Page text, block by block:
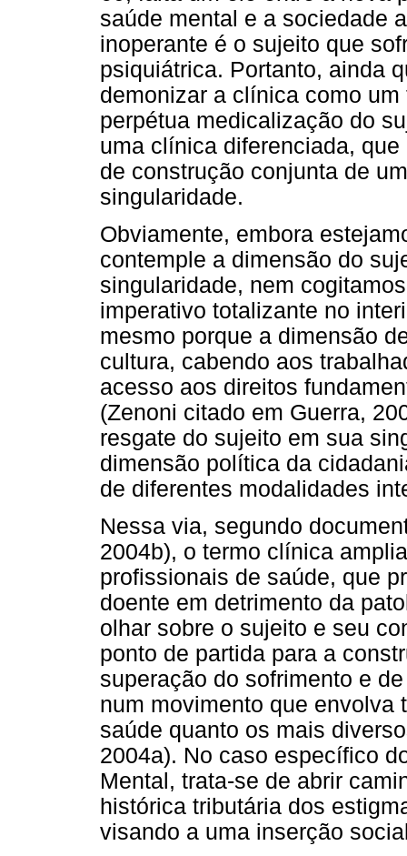
saúde mental e a sociedade
inoperante é o sujeito que
psiquiátrica. Portanto, ainda
demonizar a clínica como
perpétua medicalização do
uma clínica diferenciada,
de construção conjunta de
singularidade.
Obviamente, embora
contemple a dimensão do
singularidade, nem
imperativo totalizante no
mesmo porque a dimensão
cultura, cabendo aos
acesso aos direitos
(Zenoni citado em Guerra,
resgate do sujeito em sua
dimensão política da
de diferentes modalidades
Nessa via, segundo
2004b), o termo clínica
profissionais de saúde, que
doente em detrimento da
olhar sobre o sujeito e seu
ponto de partida para a
superação do sofrimento e
num movimento que envolva
saúde quanto os mais
2004a). No caso específico
Mental, trata-se de abrir
histórica tributária dos
visando a uma inserção